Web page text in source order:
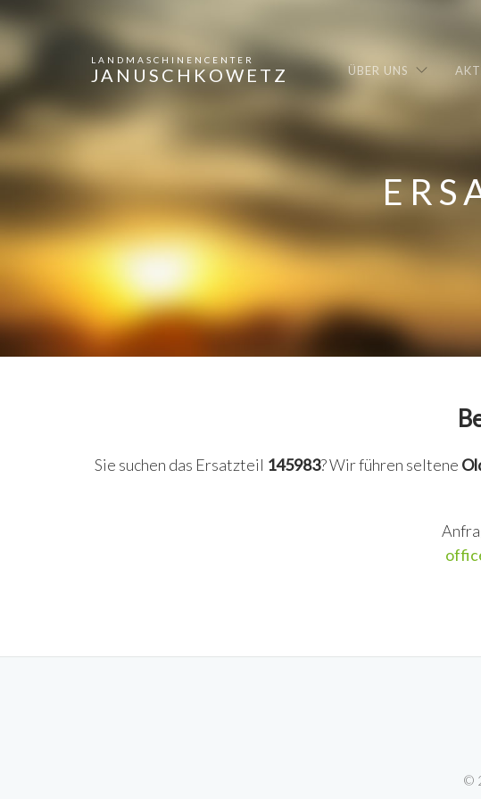
LANDMASCHINENCENTER
JANUSCHKOWETZ ÜBER UNS
Sie suchen das Ersatzteil 145983? Wir führen seltene
©